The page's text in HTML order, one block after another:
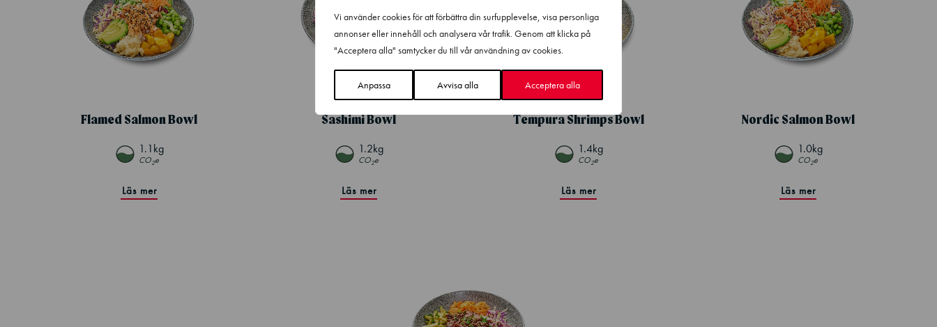
Vi använder cookies för att förbättra din surfupplevelse, visa personliga
annonser eller innehåll och analysera vår trafik. Genom att klicka på
"Acceptera alla" samtycker du till vår användning av cookies.
Anpassa Avvisa alla Acceptera alla
Flamed Salmon Bowl
1.1kg
CO2e
Läs mer
Sashimi Bowl
1.2kg
CO2e
Läs mer
Tempura Shrimps Bowl
1.4kg
CO2e
Läs mer
Nordic Salmon Bowl
1.0kg
CO2e
Läs mer